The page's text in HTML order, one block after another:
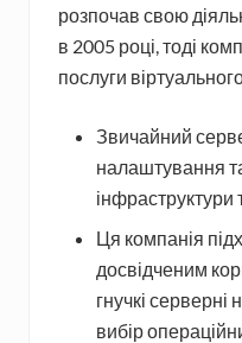
розпочав свою
в 2005 році, тоді
послуги
Звичайний
налаштування
інфраструктури
Ця компанія
досвідченим
гнучкі
вибір